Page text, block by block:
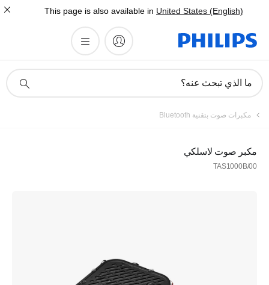
This page is also available in United States (English)
دعم
ما الذي تبحث عنه؟
مكبرات صوت بتقنية Bluetooth
مكبر صوت لاسلكي
TAS1000B/00